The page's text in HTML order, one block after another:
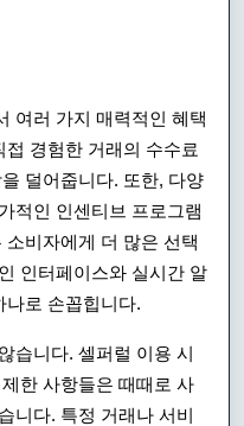
여러 가지 매력적인 혜택
경험한 거래의 수수료
덜어줍니다. 또한, 다양
적인 인센티브 프로그램
비자에게 더 많은 선택
인터페이스와 실시간 알
나로 손꼽힙니다.
습니다. 셀퍼럴 이용 시
한 사항들은 때때로 사
니다. 특정 거래나 서비